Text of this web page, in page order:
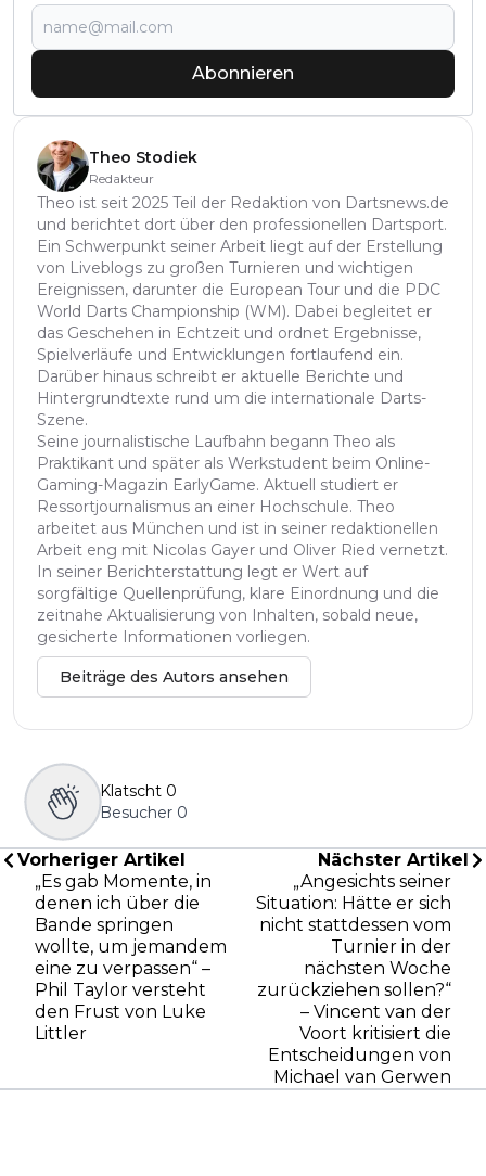
Abonnieren
Theo Stodiek
Redakteur
Theo ist seit 2025 Teil der Redaktion von Dartsnews.de
und berichtet dort über den professionellen Dartsport.
Ein Schwerpunkt seiner Arbeit liegt auf der Erstellung
von Liveblogs zu großen Turnieren und wichtigen
Ereignissen, darunter die European Tour und die PDC
World Darts Championship (WM). Dabei begleitet er
das Geschehen in Echtzeit und ordnet Ergebnisse,
Spielverläufe und Entwicklungen fortlaufend ein.
Darüber hinaus schreibt er aktuelle Berichte und
Hintergrundtexte rund um die internationale Darts-
Szene.
Seine journalistische Laufbahn begann Theo als
Praktikant und später als Werkstudent beim Online-
Gaming-Magazin EarlyGame. Aktuell studiert er
Ressortjournalismus an einer Hochschule. Theo
arbeitet aus München und ist in seiner redaktionellen
Arbeit eng mit Nicolas Gayer und Oliver Ried vernetzt.
In seiner Berichterstattung legt er Wert auf
sorgfältige Quellenprüfung, klare Einordnung und die
zeitnahe Aktualisierung von Inhalten, sobald neue,
gesicherte Informationen vorliegen.
Beiträge des Autors ansehen
Klatscht 0
Besucher 0
Vorheriger Artikel
„Es gab Momente, in
denen ich über die
Bande springen
wollte, um jemandem
eine zu verpassen“ –
Phil Taylor versteht
den Frust von Luke
Littler
Nächster Artikel
„Angesichts seiner
Situation: Hätte er sich
nicht stattdessen vom
Turnier in der
nächsten Woche
zurückziehen sollen?“
– Vincent van der
Voort kritisiert die
Entscheidungen von
Michael van Gerwen